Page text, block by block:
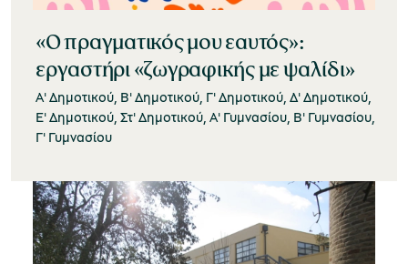
«Ο πραγματικός μου εαυτός»:
εργαστήρι «ζωγραφικής με ψαλίδι»
Α' Δημοτικού, Β' Δημοτικού, Γ' Δημοτικού, Δ' Δημοτικού,
Ε' Δημοτικού, Στ' Δημοτικού, Α' Γυμνασίου, Β' Γυμνασίου,
Γ' Γυμνασίου